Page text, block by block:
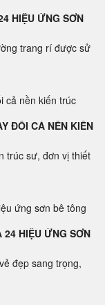
HIỆU ỨNG SƠN
trang rí được sử
ĐỔI CẢ NỀN KIẾN
trúc sư, đơn vị thiết
HIỆU ỨNG SƠN
đẹp sang trọng,